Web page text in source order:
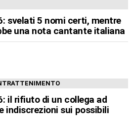
svelati 5 nomi certi, mentre
una nota cantante italiana
il rifiuto di un collega ad
indiscrezioni sui possibili